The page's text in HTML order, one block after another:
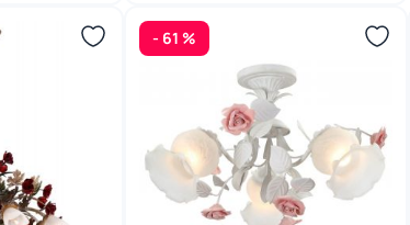
- 61 %